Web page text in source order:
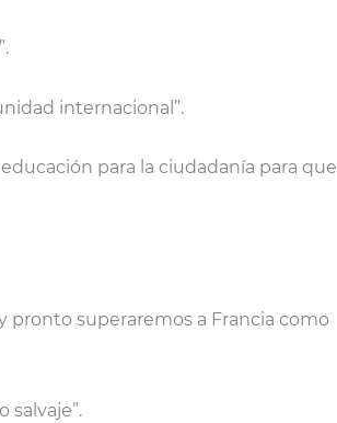
internacional”.
para la ciudadanía para que
pronto superaremos a Francia como
salvaje”.